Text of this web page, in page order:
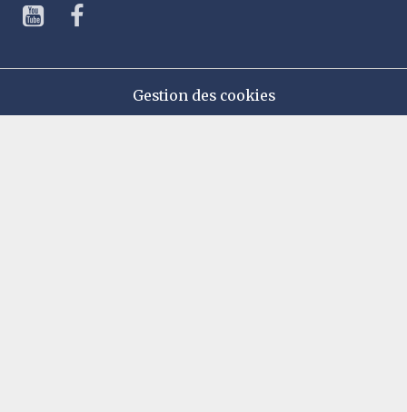
Gestion des cookies